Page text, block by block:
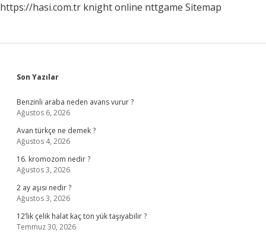
https://hasi.com.tr knight online nttgame Sitemap
Sidebar
Son Yazılar
Benzinli araba neden avans vurur ?
Ağustos 6, 2026
Avan türkçe ne demek ?
Ağustos 4, 2026
16. kromozom nedir ?
Ağustos 3, 2026
2 ay aşısı nedir ?
Ağustos 3, 2026
12’lik çelik halat kaç ton yük taşıyabilir ?
Temmuz 30, 2026